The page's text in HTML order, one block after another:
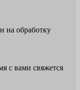
на обработку
с вами свяжется